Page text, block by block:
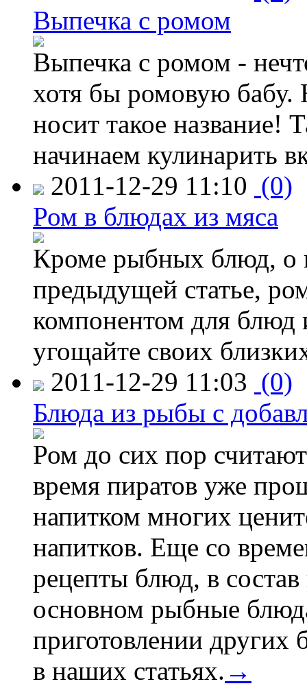
Выпечка с ромом
Выпечка с ромом -
хотя бы ромовую бабу.
носит такое название!
начинаем кулинарить
2011-12-29 11:10 (0)
Ром в блюдах из мяса
Кроме рыбных блюд, о
предыдущей статье,
компонентом для блюд
угощайте своих
2011-12-29 11:03 (0)
Блюда из рыбы с
Ром до сих пор
время пиратов уже
напитком многих
напитков. Еще со
рецепты блюд, в
основном рыбные
приготовлении
в наших статьях. →